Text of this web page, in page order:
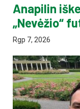
Anapilin
„Nevėžio“
Rgp 7, 2026